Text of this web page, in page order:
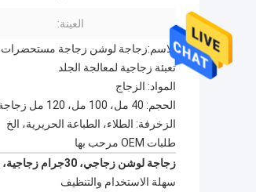
العينة:
الاسم:زجاجة لوشن زجاجة مستحضرات
تعبئة زجاجية لمعالجة الجلد
المواد: الزجاج
الحجم: 40 مل، 100 مل، 120 مل زجاجة، 50 غرام
الزخرفة: الطلاء، الطباعة الحريرية، الخ
طلبات OEM مرحب بها
- نعم
زجاجة لوشن زجاجي، 30جرام زجاجية، زجاجات كريم، زجاجات مضخة، زجاجة ضرورية، مجموعة عبوات مستحضرات التجميل الزجاجية
سهلة الاستخدام والتنظيف